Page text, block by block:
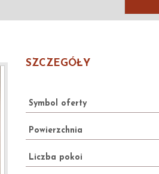
SZCZEGÓŁY
Symbol oferty
Powierzchnia
Liczba pokoi